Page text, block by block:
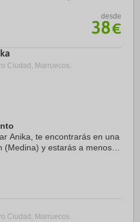
desde
38€
Ciudad, Marruecos.
Anika, te encontrarás en una
(Medina) y estarás a menos
este ...
Ciudad, Marruecos.